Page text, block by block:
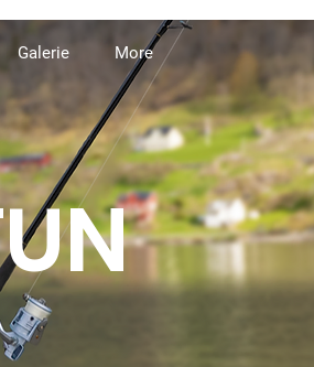
Galerie More